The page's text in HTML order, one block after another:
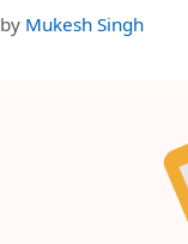
by Mukesh Singh